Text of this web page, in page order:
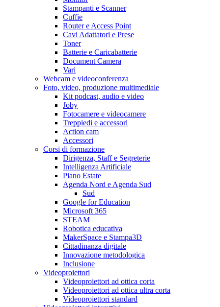
Stampanti e Scanner
Cuffie
Router e Access Point
Cavi Adattatori e Prese
Toner
Batterie e Caricabatterie
Document Camera
Vari
Webcam e videoconferenza
Foto, video, produzione multimediale
Kit podcast, audio e video
Joby
Fotocamere e videocamere
Treppiedi e accessori
Action cam
Accessori
Corsi di formazione
Dirigenza, Staff e Segreterie
Intelligenza Artificiale
Piano Estate
Agenda Nord e Agenda Sud
Sud
Google for Education
Microsoft 365
STEAM
Robotica educativa
MakerSpace e Stampa3D
Cittadinanza digitale
Innovazione metodologica
Inclusione
Videoproiettori
Videoproiettori ad ottica corta
Videoproiettori ad ottica ultra corta
Videoproiettori standard